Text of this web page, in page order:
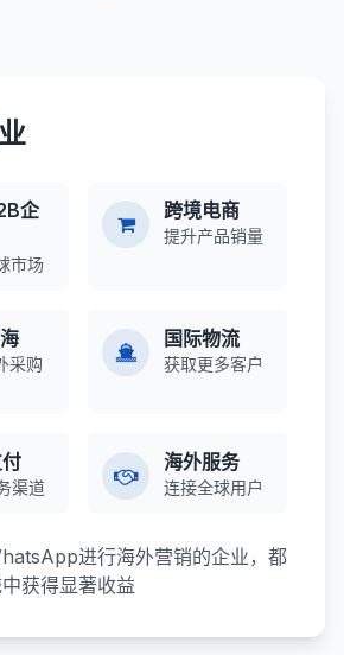
企
市场
跨境电商
提升产品销量
采购
国际物流
获取更多客户
渠道
海外服务
连接全球用户
进行海外营销的企业，都
获得显著收益